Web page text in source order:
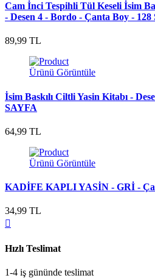
Cam İnci Tespihli Tül Keseli İsim
- Desen 4 - Bordo - Çanta Boy - 128
89,99 TL
Ürünü Görüntüle
İsim Baskılı Ciltli Yasin Kitabı -
SAYFA
64,99 TL
Ürünü Görüntüle
KADİFE KAPLI YASİN - GRİ -
34,99 TL
Hızlı Teslimat
1-4 iş gününde teslimat